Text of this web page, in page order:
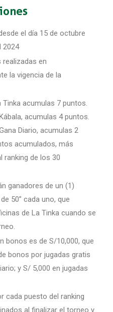
el día 15 de octubre
2024
en
la vigencia de la
Tinka acumulas 7 puntos.
Kábala, acumulas 4 puntos.
Diario, acumulas 2
acumulados, más
ranking de los 30
ganadores de un (1)
50” cada uno, que
de La Tinka cuando se
bonos es de S/1 0,000, que
bonos por jugadas gratis
y S/ 5,000 en jugadas
cada puesto del ranking
al finalizar el torneo y